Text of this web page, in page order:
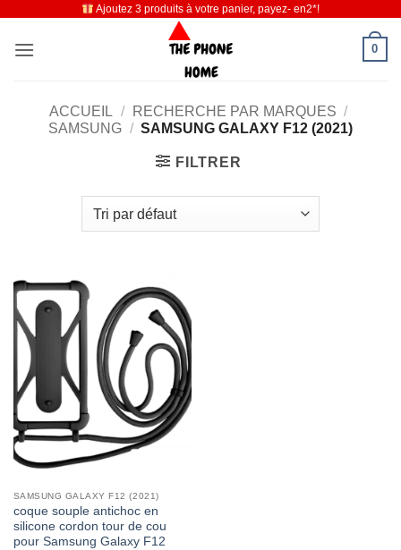
contenu
Ajoutez 3 produits à votre panier, payez- en2*!
0
ACCUEIL / RECHERCHE PAR MARQUES /
SAMSUNG / SAMSUNG GALAXY F12 (2021)
FILTRER
SAMSUNG GALAXY F12 (2021)
coque souple antichoc en
silicone cordon tour de cou
pour Samsung Galaxy F12